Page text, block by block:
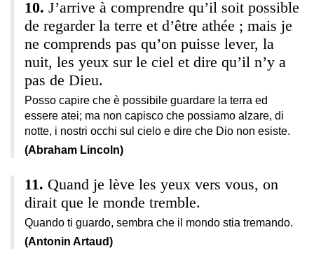
J’arrive à comprendre qu’il soit possible
de regarder la terre et d’être athée ; mais je
ne comprends pas qu’on puisse lever, la
nuit, les yeux sur le ciel et dire qu’il n’y a
pas de Dieu.
Posso capire che è possibile guardare la terra ed
essere atei; ma non capisco che possiamo alzare, di
notte, i nostri occhi sul cielo e dire che Dio non esiste.
(Abraham Lincoln)
Quand je lève les yeux vers vous, on
dirait que le monde tremble.
Quando ti guardo, sembra che il mondo stia tremando.
(Antonin Artaud)